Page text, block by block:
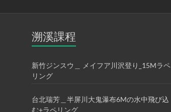
溯溪課程
新竹ジンスウ＿ メイフア川沢登り_15Mラペ
リング
台北瑞芳＿半屏川大鬼瀑布6Mの水中飛び込
む+ラペリング